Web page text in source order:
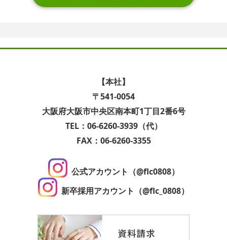
【本社】
〒541-0054
大阪府大阪市中央区南本町1丁目2番6号
TEL：06-6260-3939（代）
FAX：06-6260-3355
公式アカウント（@flc0808）
新卒採用アカウント（@flc_0808）